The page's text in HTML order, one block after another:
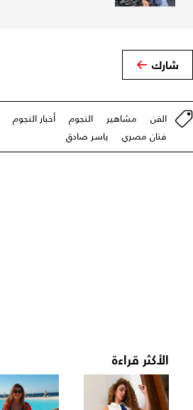
شارك
الفن مشاهير النجوم أخبار النجوم
فنان مصري
ياسر صادق
الأكثر قراءة